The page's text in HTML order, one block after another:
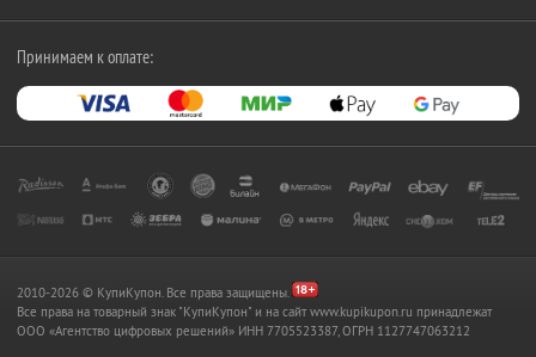
Принимаем к оплате:
2010-2026 © КупиКупон. Все права защищены.
Все права на товарный знак "КупиКупон" и на сайт www.kupikupon.ru принадлежат
OOO «Агентство цифровых решений» ИНН 7705523387, ОГРН 1127747063212